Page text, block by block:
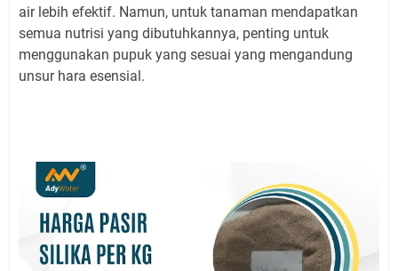
air lebih efektif. Namun, untuk tanaman mendapatkan
semua nutrisi yang dibutuhkannya, penting untuk
menggunakan pupuk yang sesuai yang mengandung
unsur hara esensial.